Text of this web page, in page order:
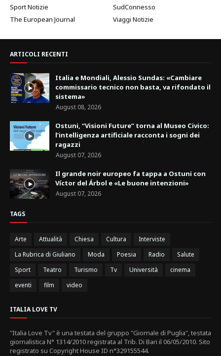
Sport Notizie
SudConnesso
The European Journal
Viaggi Notizie
ARTICOLI RECENTI
Italia e Mondiali, Alessio Sundas: «Cambiare
commissario tecnico non basta, va rifondato il
sistema»
August 08, 2026
Ostuni, “Visioni Future” torna al Museo Civico:
l’intelligenza artificiale racconta i sogni dei
ragazzi
August 07, 2026
Il grande noir europeo fa tappa a Ostuni con
Víctor del Árbol e «Le buone intenzioni»
August 07, 2026
TAGS
Arte Attualità Chiesa Cultura
Interviste
La Rubrica di Giuliano
Moda Poesia Radio
Salute
Sport
Teatro Turismo Tv Università
cinema
eventi
film video
ITALIA LOVE TV
"Italia Love Tv" è una testata del gruppo "Giornale di Puglia", testata
giornalistica N° 1314/2010 registrata al Trib. Di Bari il 06/05/2010. Sito
registrato su Copyright House ID n°329155544.